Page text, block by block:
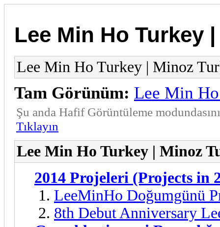
Lee Min Ho Turkey
Lee Min Ho Turkey | Minoz
Tam Görünüm: Lee Min
Şu anda Hafif Görüntüleme
Tıklayın
Lee Min Ho Turkey | Minoz
2014 Projeleri (Projects in
LeeMinHo Doğumgünü
8th Debut Anniversary